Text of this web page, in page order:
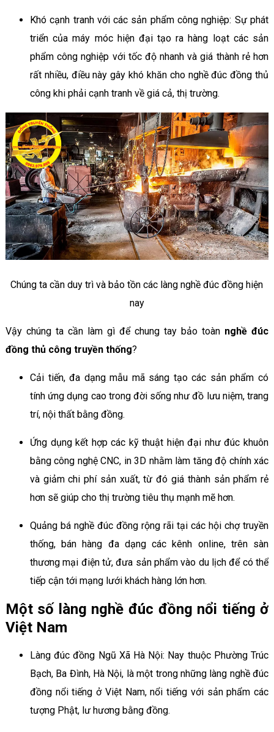
Khó cạnh tranh với các sản phẩm công nghiệp: Sự phát
triển của máy móc hiện đại tạo ra hàng loạt các sản
phẩm công nghiệp với tốc độ nhanh và giá thành rẻ hơn
rất nhiều, điều này gây khó khăn cho nghề đúc đồng thủ
công khi phải cạnh tranh về giá cả, thị trường.
Chúng ta cần duy trì và bảo tồn các làng nghề đúc đồng hiện
nay
Vậy chúng ta cần làm gì để chung tay bảo toàn nghề đúc
đồng thủ công truyền thống?
Cải tiến, đa dạng mẫu mã sáng tạo các sản phẩm có
tính ứng dụng cao trong đời sống như đồ lưu niệm, trang
trí, nội thất bằng đồng.
Ứng dụng kết hợp các kỹ thuật hiện đại như đúc khuôn
bằng công nghệ CNC, in 3D nhằm làm tăng độ chính xác
và giảm chi phí sản xuất, từ đó giá thành sản phẩm rẻ
hơn sẽ giúp cho thị trường tiêu thụ mạnh mẽ hơn.
Quảng bá nghề đúc đồng rộng rãi tại các hội chợ truyền
thống, bán hàng đa dạng các kênh online, trên sàn
thương mại điện tử, đưa sản phẩm vào du lịch để có thể
tiếp cận tới mạng lưới khách hàng lớn hơn.
Một số làng nghề đúc đồng nổi tiếng ở
Việt Nam
Làng đúc đồng Ngũ Xã Hà Nội: Nay thuộc Phường Trúc
Bạch, Ba Đình, Hà Nội, là một trong những làng nghề đúc
đồng nổi tiếng ở Việt Nam, nổi tiếng với sản phẩm các
tượng Phật, lư hương bằng đồng.